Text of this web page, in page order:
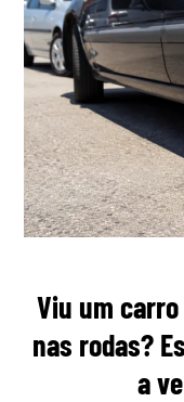
Viu um
nas rodas?
a